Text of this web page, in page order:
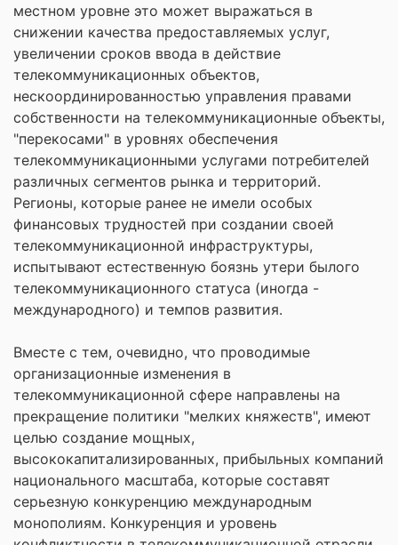
местном уровне это может выражаться в
снижении качества предоставляемых услуг,
увеличении сроков ввода в действие
телекоммуникационных объектов,
нескоординированностью управления правами
собственности на телекоммуникационные объекты,
"перекосами" в уровнях обеспечения
телекоммуникационными услугами потребителей
различных сегментов рынка и территорий.
Регионы, которые ранее не имели особых
финансовых трудностей при создании своей
телекоммуникационной инфраструктуры,
испытывают естественную боязнь утери былого
телекоммуникационного статуса (иногда -
международного) и темпов развития.
Вместе с тем, очевидно, что проводимые
организационные изменения в
телекоммуникационной сфере направлены на
прекращение политики "мелких княжеств", имеют
целью создание мощных,
высококапитализированных, прибыльных компаний
национального масштаба, которые составят
серьезную конкуренцию международным
монополиям. Конкуренция и уровень